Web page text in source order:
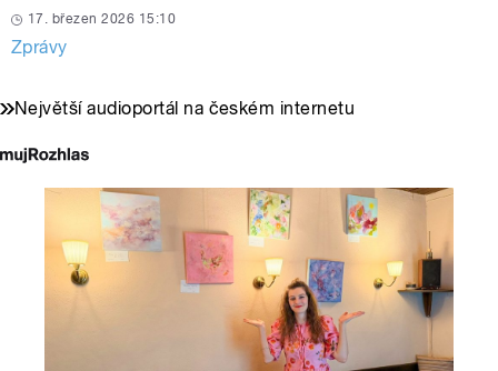
17. březen 2026 15:10
Zprávy
Největší audioportál na českém internetu